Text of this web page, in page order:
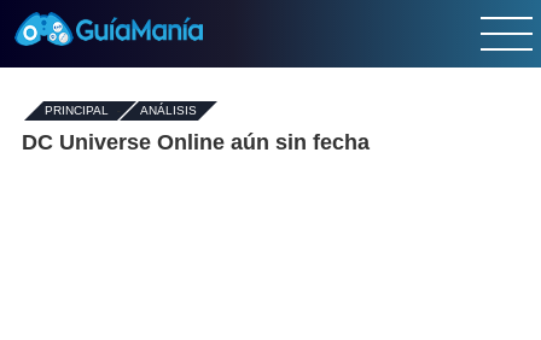
PRINCIPAL - ANÁLISIS
DC Universe Online aún sin fecha